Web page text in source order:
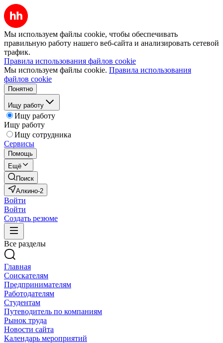
Мы используем файлы cookie, чтобы обеспечивать
правильную работу нашего веб-сайта и анализировать сетевой
трафик.
Правила использования файлов cookie
Мы используем файлы cookie. Правила использования
файлов cookie
Понятно
Ищу работу
Ищу работу
Ищу работу
Ищу сотрудника
Сервисы
Помощь
Ещё
Поиск
Алкино-2
Войти
Войти
Создать резюме
Все разделы
Главная
Соискателям
Предпринимателям
Работодателям
Студентам
Путеводитель по компаниям
Рынок труда
Новости сайта
Календарь мероприятий